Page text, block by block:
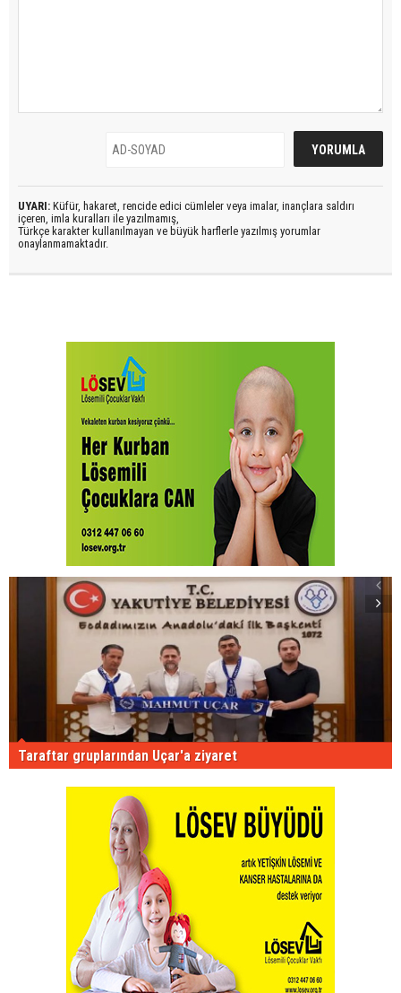
UYARI: Küfür, hakaret, rencide edici cümleler veya imalar, inançlara saldırı
içeren, imla kuralları ile yazılmamış,
Türkçe karakter kullanılmayan ve büyük harflerle yazılmış yorumlar
onaylanmamaktadır.
Taraftar gruplarından Uçar'a ziyaret